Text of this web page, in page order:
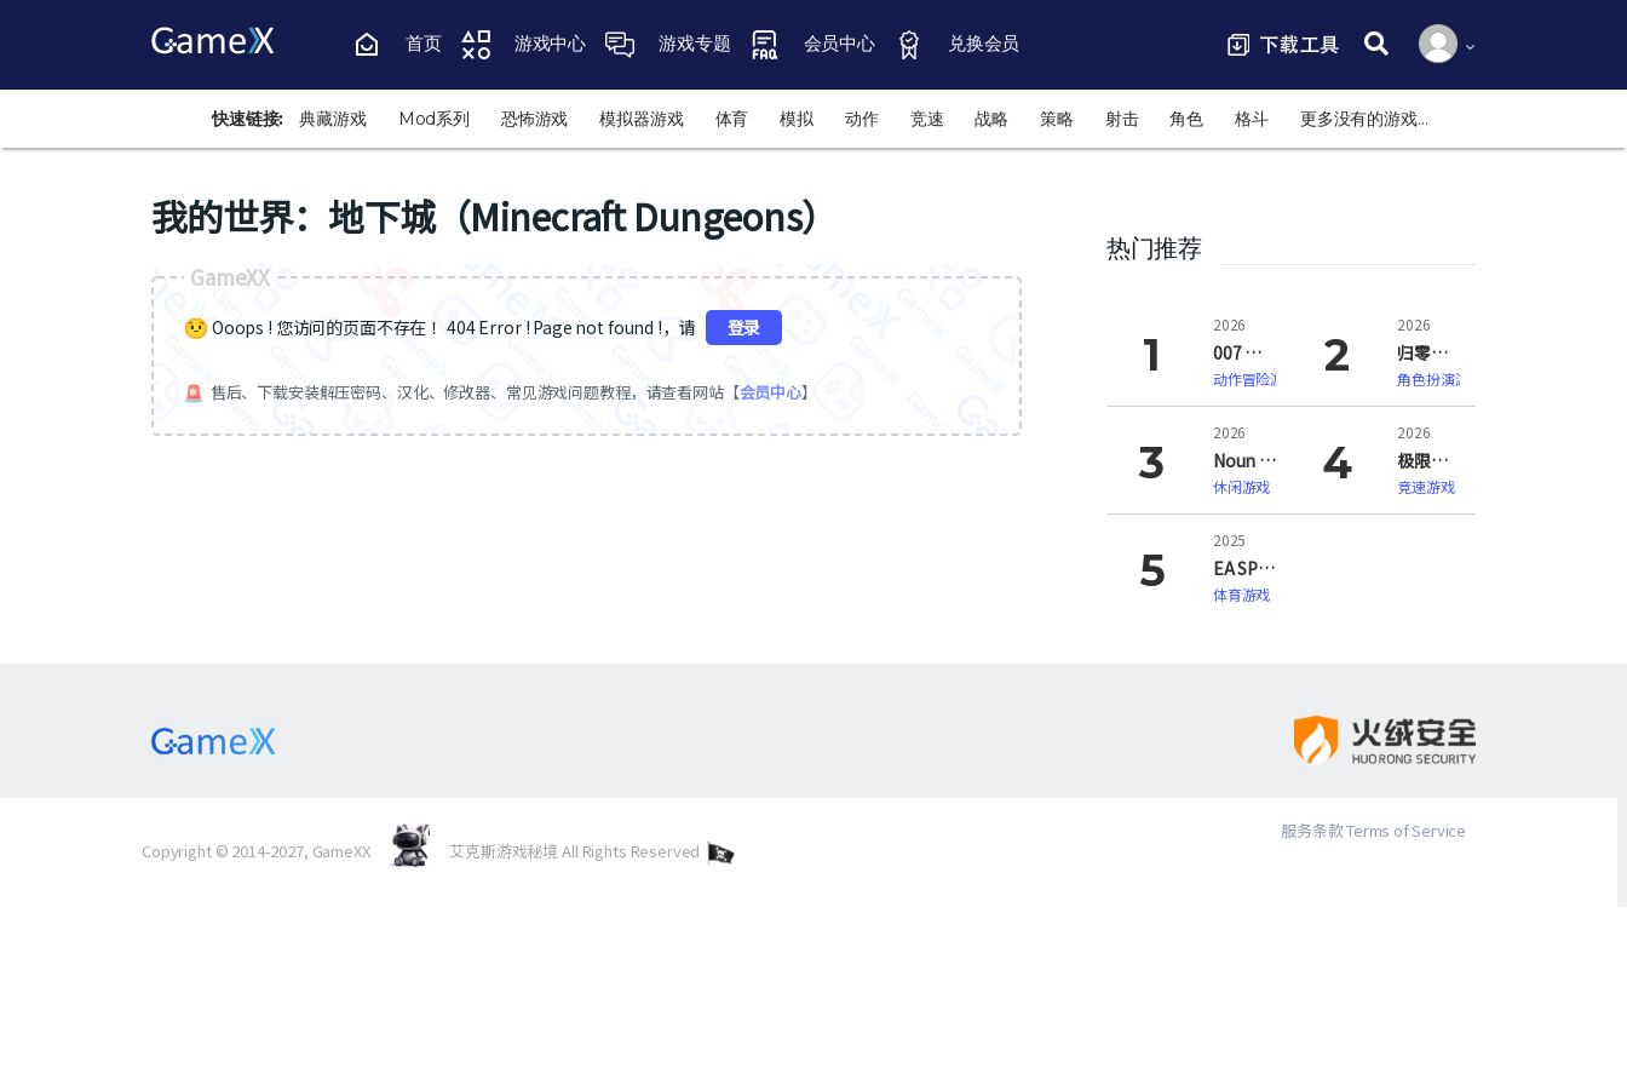
首页 游戏中心 游戏专题 会员中心 兑换会员
搜索:
快速链接: 典藏游戏 Mod系列 恐怖游戏 模拟器游戏 体育 模拟 动作 竞速 战略 策略 射击 角色 格斗 更多没有的游戏…
我的世界：地下城（Minecraft Dungeons）
GameXX
Ooops ! 您访问的页面不存在 ！404 Error ! Page not found !，请 登录
售后、下载安装解压密码、汉化、修改器、常见游戏问题教程，请查看网站【会员中心】
热门推荐
2026
007 初露锋芒（007 First Light）
动作冒险游戏
2026
归零巡礼：亡谍镇魂曲（ZERO PARADES: For Dead Spies）
角色扮演游戏
2026
Noun Town 语言学习（Noun Town Language Learning）
休闲游戏
2026
极限竞速：地平线6（Forza Horizon 6）
竞速游戏
2025
EA SPORTS FC 26
体育游戏
Copyright © 2014-2027, GameXX 艾克斯游戏秘境 All Rights Reserved
服务条款 Terms of Service